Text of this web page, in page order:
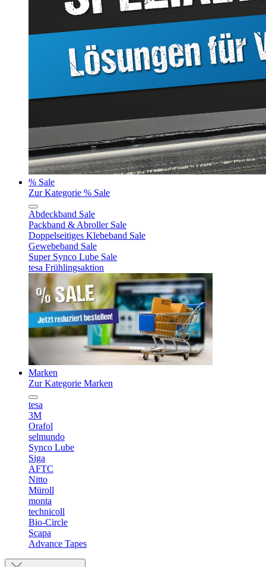
% Sale
Zur Kategorie % Sale
Abdeckband Sale
Packband & Abroller Sale
Doppelseitiges Klebeband Sale
Gewebeband Sale
Super Synco Lube Sale
tesa Frühlingsaktion
Marken
Zur Kategorie Marken
tesa
3M
Orafol
selmundo
Synco Lube
Siga
AFTC
Nitto
Müroll
monta
technicoll
Bio-Circle
Scapa
Advance Tapes